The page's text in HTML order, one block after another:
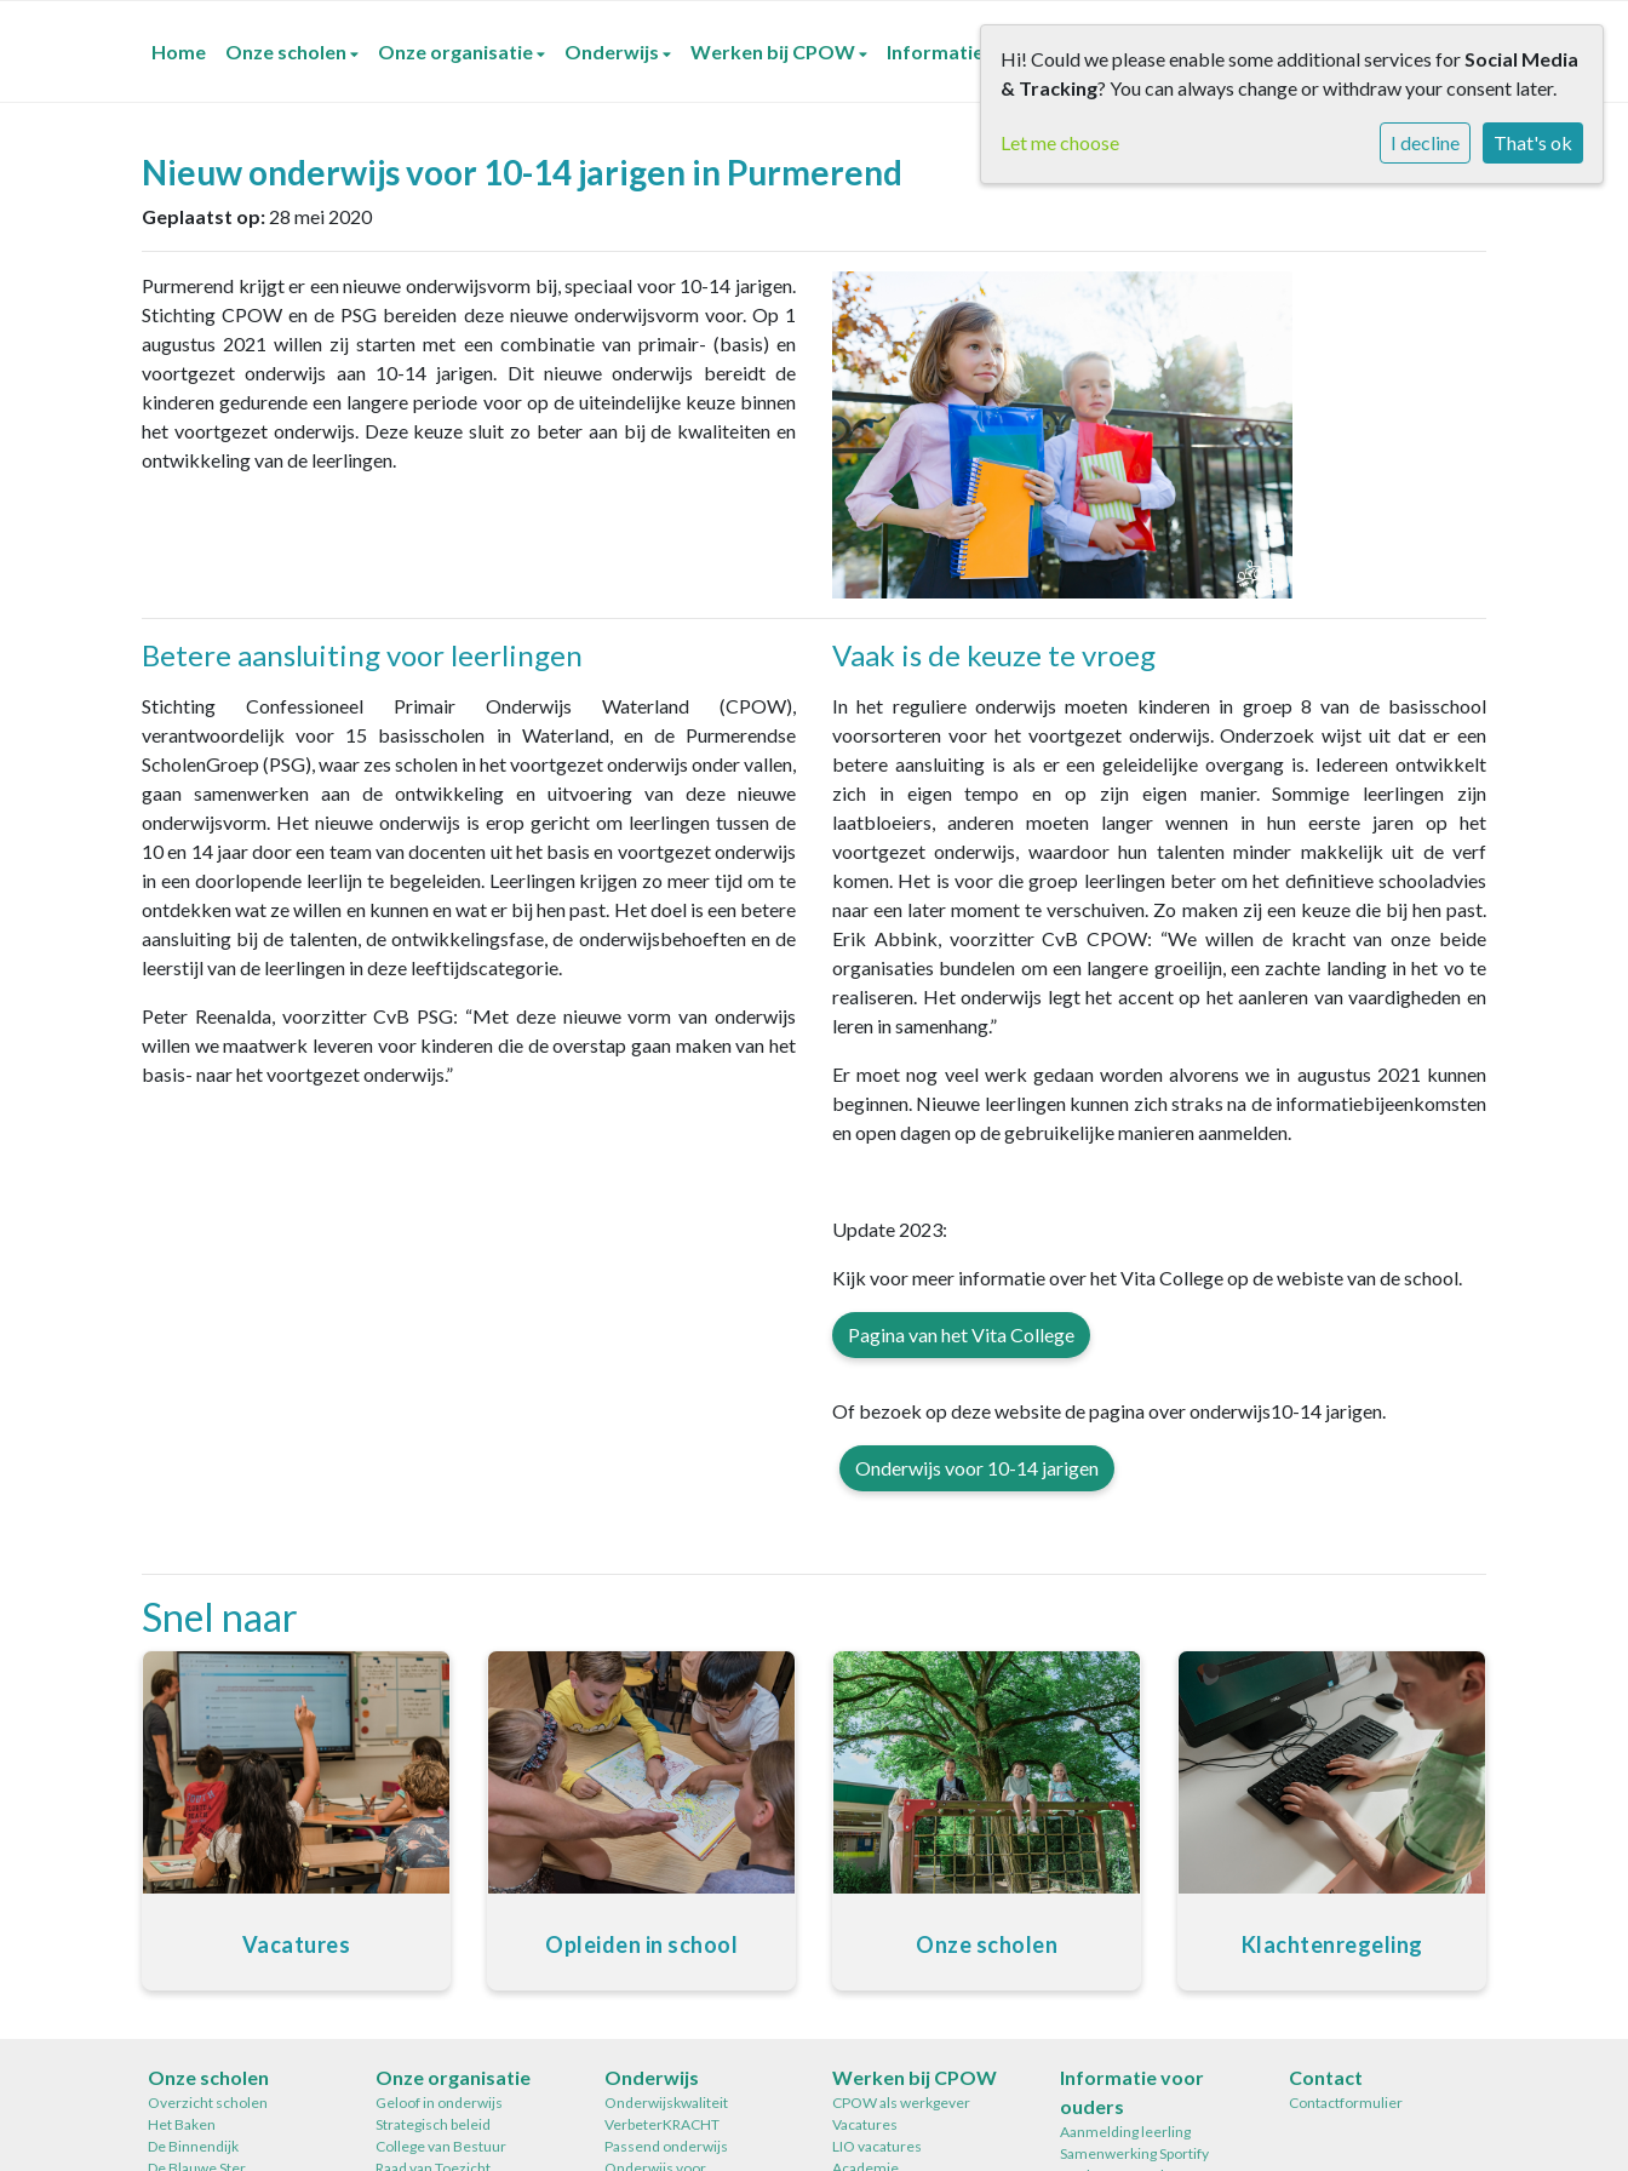
Home Onze scholen Onze organisatie Onderwijs Werken bij CPOW Informatie voor ouders Contact
Nieuw onderwijs voor 10-14 jarigen in Purmerend
Geplaatst op: 28 mei 2020
Purmerend krijgt er een nieuwe onderwijsvorm bij, speciaal voor 10-14 jarigen.
Stichting CPOW en de PSG bereiden deze nieuwe onderwijsvorm voor. Op 1
augustus 2021 willen zij starten met een combinatie van primair- (basis) en
voortgezet onderwijs aan 10-14 jarigen. Dit nieuwe onderwijs bereidt de
kinderen gedurende een langere periode voor op de uiteindelijke keuze binnen
het voortgezet onderwijs. Deze keuze sluit zo beter aan bij de kwaliteiten en
ontwikkeling van de leerlingen.
Betere aansluiting voor leerlingen
Stichting Confessioneel Primair Onderwijs Waterland (CPOW),
verantwoordelijk voor 15 basisscholen in Waterland, en de Purmerendse
ScholenGroep (PSG), waar zes scholen in het voortgezet onderwijs onder vallen,
gaan samenwerken aan de ontwikkeling en uitvoering van deze nieuwe
onderwijsvorm. Het nieuwe onderwijs is erop gericht om leerlingen tussen de
10 en 14 jaar door een team van docenten uit het basis en voortgezet onderwijs
in een doorlopende leerlijn te begeleiden. Leerlingen krijgen zo meer tijd om te
ontdekken wat ze willen en kunnen en wat er bij hen past. Het doel is een betere
aansluiting bij de talenten, de ontwikkelingsfase, de onderwijsbehoeften en de
leerstijl van de leerlingen in deze leeftijdscategorie.
Peter Reenalda, voorzitter CvB PSG: “Met deze nieuwe vorm van onderwijs
willen we maatwerk leveren voor kinderen die de overstap gaan maken van het
basis- naar het voortgezet onderwijs.”
Vaak is de keuze te vroeg
In het reguliere onderwijs moeten kinderen in groep 8 van de basisschool
voorsorteren voor het voortgezet onderwijs. Onderzoek wijst uit dat er een
betere aansluiting is als er een geleidelijke overgang is. Iedereen ontwikkelt
zich in eigen tempo en op zijn eigen manier. Sommige leerlingen zijn
laatbloeiers, anderen moeten langer wennen in hun eerste jaren op het
voortgezet onderwijs, waardoor hun talenten minder makkelijk uit de verf
komen. Het is voor die groep leerlingen beter om het definitieve schooladvies
naar een later moment te verschuiven. Zo maken zij een keuze die bij hen past.
Erik Abbink, voorzitter CvB CPOW: “We willen de kracht van onze beide
organisaties bundelen om een langere groeilijn, een zachte landing in het vo te
realiseren. Het onderwijs legt het accent op het aanleren van vaardigheden en
leren in samenhang.”
Er moet nog veel werk gedaan worden alvorens we in augustus 2021 kunnen
beginnen. Nieuwe leerlingen kunnen zich straks na de informatiebijeenkomsten
en open dagen op de gebruikelijke manieren aanmelden.
Update 2023:
Kijk voor meer informatie over het Vita College op de webiste van de school.
Pagina van het Vita College
Of bezoek op deze website de pagina over onderwijs10-14 jarigen.
Onderwijs voor 10-14 jarigen
Snel naar
Vacatures Opleiden in school Onze scholen Klachtenregeling
Onze scholen
Overzicht scholen
Het Baken
De Binnendijk
Onze organisatie
Geloof in onderwijs
Strategisch beleid
College van Bestuur
Onderwijs
Onderwijskwaliteit
VerbeterKRACHT
Passend onderwijs
Werken bij CPOW
CPOW als werkgever
Vacatures
LIO vacatures
Informatie voor
ouders
Aanmelding leerling
Samenwerking Sportify
Contact
Contactformulier
Hi! Could we please enable some additional services forSocial Media
& Tracking? You can always change or withdraw your consent later.
Let me choose I decline That's ok